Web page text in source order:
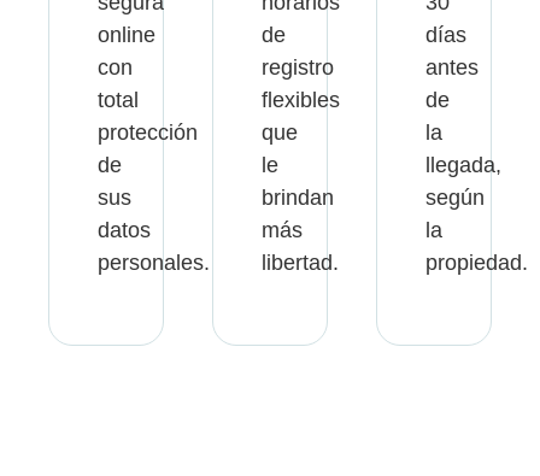
online
con
total
protección
de
sus
datos
personales.
de
registro
flexibles
que
le
brindan
más
libertad.
días
antes
de
la
llegada,
según
la
propiedad.